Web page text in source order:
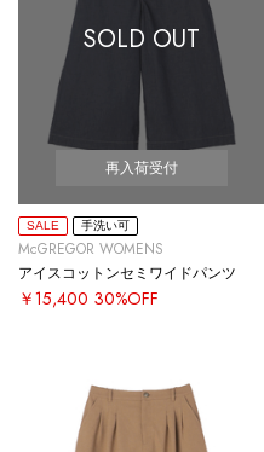
SOLD OUT
再入荷受付
SALE 手洗い可
McGREGOR WOMENS
アイスコットンセミワイドパンツ
￥15,400 30%OFF